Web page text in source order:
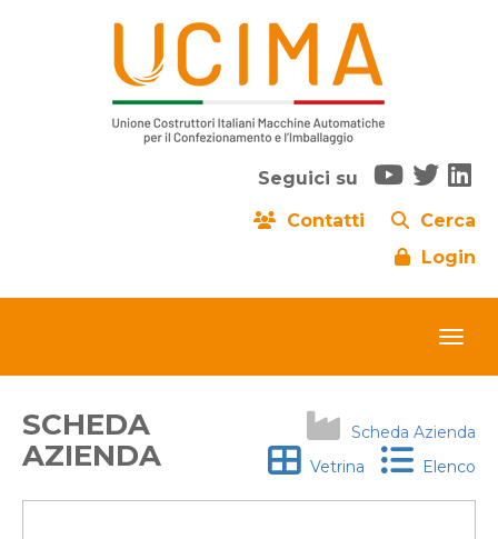
Seguici su
Contatti
Cerca
Login
SCHEDA
AZIENDA
Scheda Azienda
Vetrina
Elenco